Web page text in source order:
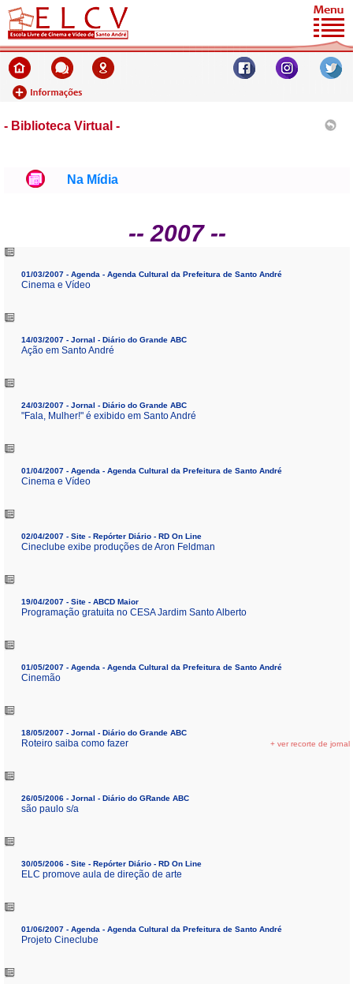
- Biblioteca Virtual -
Na Mídia
-- 2007 --
01/03/2007 - Agenda - Agenda Cultural da Prefeitura de Santo André
Cinema e Vídeo
14/03/2007 - Jornal - Diário do Grande ABC
Ação em Santo André
24/03/2007 - Jornal - Diário do Grande ABC
"Fala, Mulher!" é exibido em Santo André
01/04/2007 - Agenda - Agenda Cultural da Prefeitura de Santo André
Cinema e Vídeo
02/04/2007 - Site - Repórter Diário - RD On Line
Cineclube exibe produções de Aron Feldman
19/04/2007 - Site - ABCD Maior
Programação gratuita no CESA Jardim Santo Alberto
01/05/2007 - Agenda - Agenda Cultural da Prefeitura de Santo André
Cinemão
18/05/2007 - Jornal - Diário do Grande ABC
Roteiro saiba como fazer + ver recorte de jornal
26/05/2006 - Jornal - Diário do GRande ABC
são paulo s/a
30/05/2006 - Site - Repórter Diário - RD On Line
ELC promove aula de direção de arte
01/06/2007 - Agenda - Agenda Cultural da Prefeitura de Santo André
Projeto Cineclube